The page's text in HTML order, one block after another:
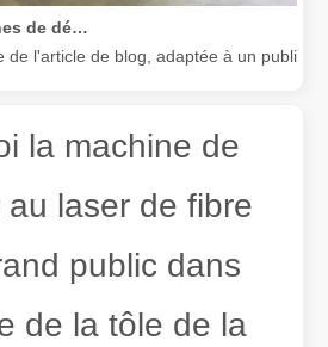
de l'article de blog, adaptée à un public
la machine de
laser de fibre
public dans
de la tôle de la